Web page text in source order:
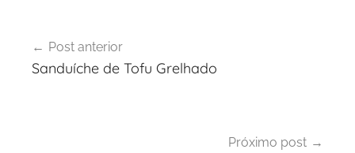
de
Post anterior
Sanduíche de Tofu Grelhado
Próximo post